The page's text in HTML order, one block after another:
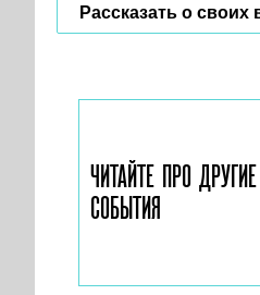
Рассказать о своих
ЧИТАЙТЕ ПРО ДРУГИЕ
СОБЫТИЯ